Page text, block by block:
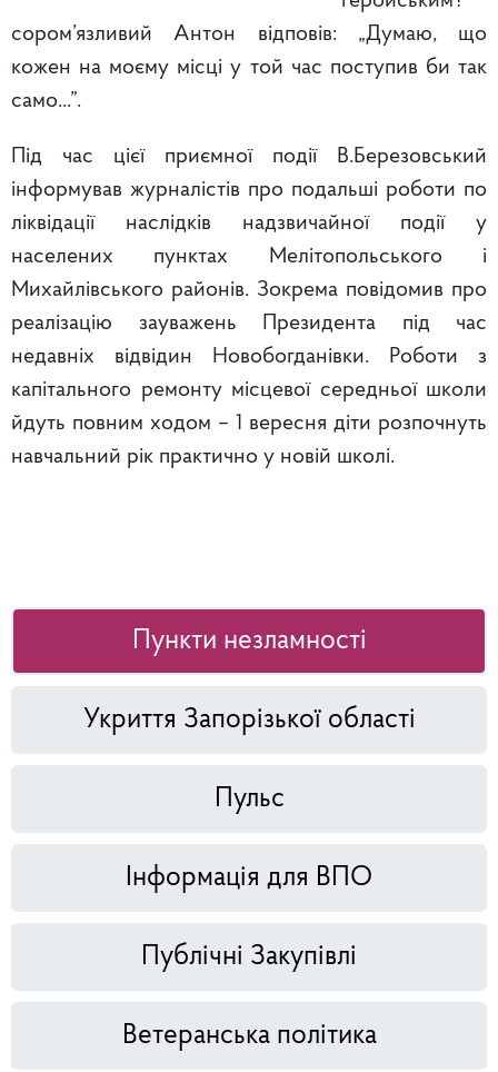
сором’язливий Антон відповів: „Думаю, що
кожен на моєму місці у той час поступив би так
само...”.
Під час цієї приємної події В.Березовський
інформував журналістів про подальші роботи по
ліквідації наслідків надзвичайної події у
населених пунктах Мелітопольського і
Михайлівського районів. Зокрема повідомив про
реалізацію зауважень Президента під час
недавніх відвідин Новобогданівки. Роботи з
капітального ремонту місцевої середньої школи
йдуть повним ходом – 1 вересня діти розпочнуть
навчальний рік практично у новій школі.
Пункти незламності
Укриття Запорізької області
Пульс
Інформація для ВПО
Публічні Закупівлі
Ветеранська політика